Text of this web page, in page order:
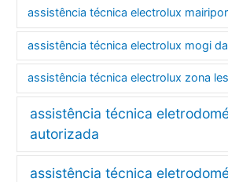
assistência técnica electrolux
assistência técnica electrolux mogi
assistência técnica electrolux zona
assistência técnica
autorizada
assistência técnica